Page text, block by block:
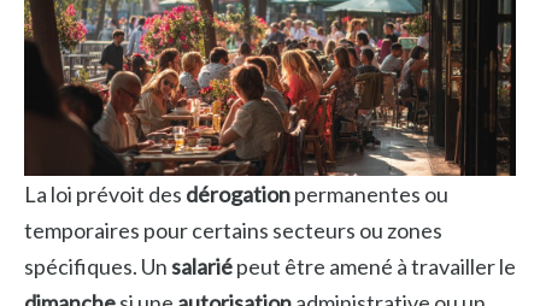
La loi prévoit des dérogationpermanentes ou
temporaires pour certains secteurs ou zones
spécifiques. Unsalariépeut être amené à travailler le